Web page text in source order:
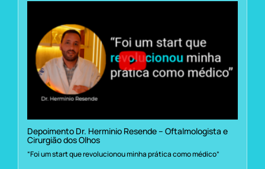
Depoimento Dr. Herminio Resende – Oftalmologista e
Cirurgião dos Olhos
“Foi um start que revolucionou minha prática como médico”